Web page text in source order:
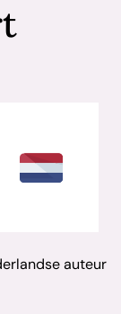
auteur